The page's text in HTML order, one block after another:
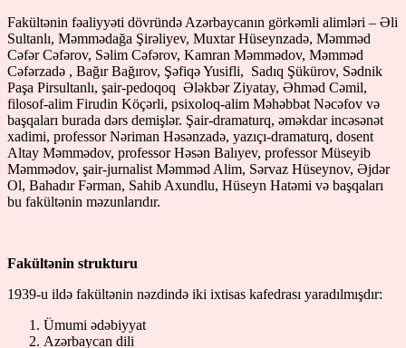
Fakültənin fəaliyyəti dövründə Azərbaycanın görkəmli alimləri – Əli
Sultanlı, Məmmədağa Şirəliyev, Muxtar Hüseynzadə, Məmməd
Cəfər Cəfərov, Səlim Cəfərov, Kamran Məmmədov, Məmməd
Cəfərzadə , Bağır Bağırov, Şəfiqə Yusifli, Sadıq Şükürov, Sədnik
Paşa Pirsultanlı, şair-pedoqoq Ələkbər Ziyatay, Əhməd Cəmil,
filosof-alim Firudin Köçərli, psixoloq-alim Məhəbbət Nəcəfov və
başqaları burada dərs demişlər. Şair-dramaturq, əməkdar incəsənət
xadimi, professor Nəriman Həsənzadə, yazıçı-dramaturq, dosent
Altay Məmmədov, professor Həsən Balıyev, professor Müseyib
Məmmədov, şair-jurnalist Məmməd Alim, Sərvaz Hüseynov, Əjdər
Ol, Bahadır Fərman, Sahib Axundlu, Hüseyn Hatəmi və başqaları
bu fakültənin məzunlarıdır.
Fakültənin strukturu
1939-u ildə fakültənin nəzdində iki ixtisas kafedrası yaradılmışdır:
Ümumi ədəbiyyat
Azərbaycan dili